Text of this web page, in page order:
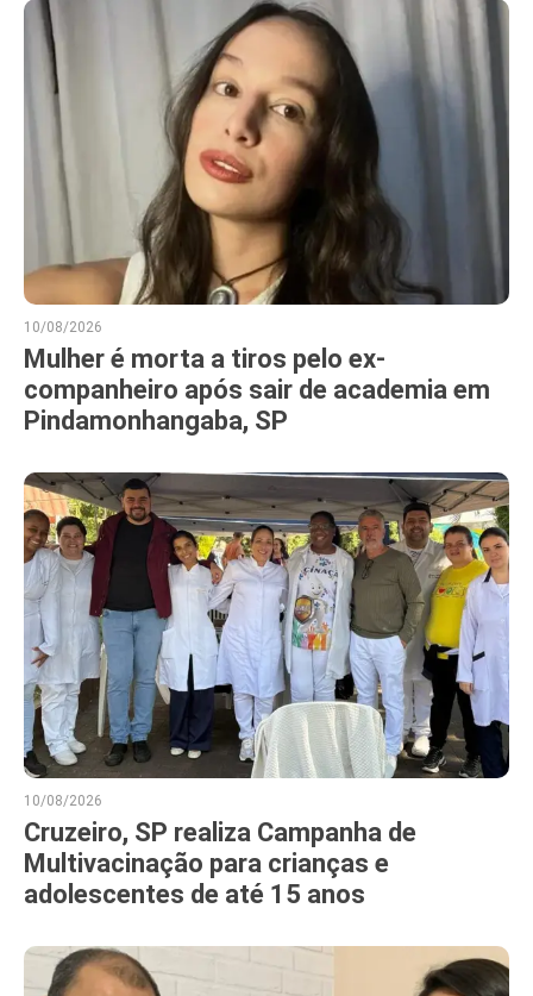
10/08/2026
Mulher é morta a tiros pelo ex-
companheiro após sair de academia em
Pindamonhangaba, SP
10/08/2026
Cruzeiro, SP realiza Campanha de
Multivacinação para crianças e
adolescentes de até 15 anos